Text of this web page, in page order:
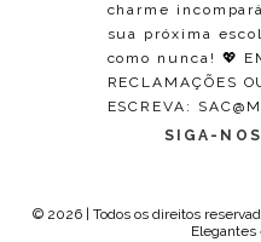
charme
sua próxima
como nunca! 💖
RECLAMAÇÕES
ESCREVA:
SIGA-NOS
© 2026 | Todos os direitos
Elegantes